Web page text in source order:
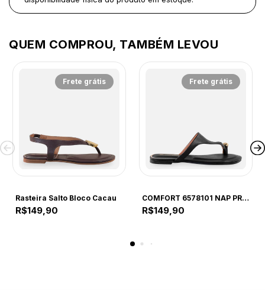
QUEM COMPROU, TAMBÉM LEVOU
Frete grátis
Rasteira Salto Bloco Cacau
R$149,90
Frete grátis
COMFORT 6578101 NAP PRETO 40 PTO 6578101 PRETO
R$149,90